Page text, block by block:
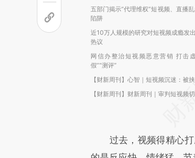
五部门揭示“代理维权”短视频、直播
陷阱
近10万人规模的研究对短视频成瘾发
热议
网信办整治短视频恶意营销 打击
假”“测评”
【财新周刊】心智｜短视频沉迷：被
【财新周刊】财新周刊｜审判短视频
过去，视频得精心打